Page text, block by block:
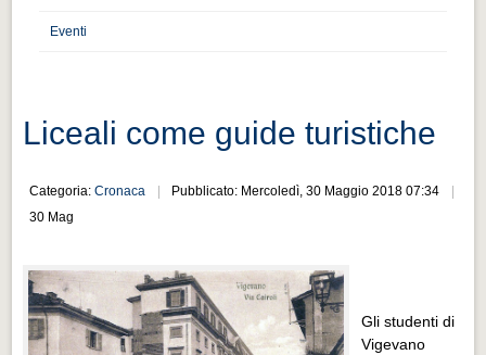
Cultura e turismo 4.0
Cultura e turismo 4.0
PROGETTI
Progetti Aperti
Progetti Aperti
Progetti Realizzati
Eventi
Liceali come guide turistiche
Categoria:Cronaca
Pubblicato: Mercoledì, 30 Maggio 2018 07:34
30 Mag
Gli studenti di
Vigevano